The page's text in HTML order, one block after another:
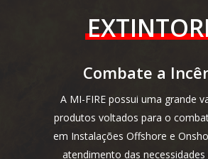
Combate a
A MI-FIRE possui uma grande
produtos voltados para o
em Instalações Offshore e
atendimento das necessidades